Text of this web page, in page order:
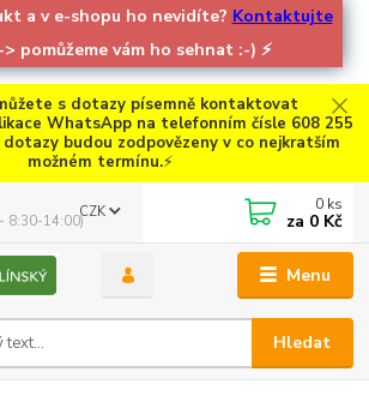
a v e-shopu ho nevidíte? Kontaktujte
pomůžeme vám ho sehnat :-) ⚡
s dotazy písemně kontaktovat
WhatsApp na telefonním čísle 608 255
dotazy budou zodpovězeny v co nejkratším
možném termínu.⚡
Menu
CZK
Hledat
8:30-14:00)
0 ks
za 0 Kč